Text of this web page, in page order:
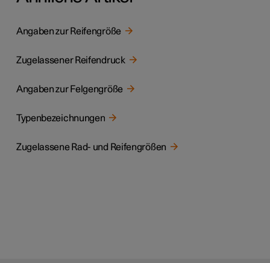
Angaben zur Reifengröße
Zugelassener Reifendruck
Angaben zur Felgengröße
Typenbezeichnungen
Zugelassene Rad- und Reifengrößen